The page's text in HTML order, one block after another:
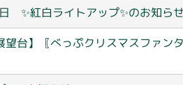
✨紅白ライトアップ✨のお知らせ
台】〖べっぷクリスマスファン